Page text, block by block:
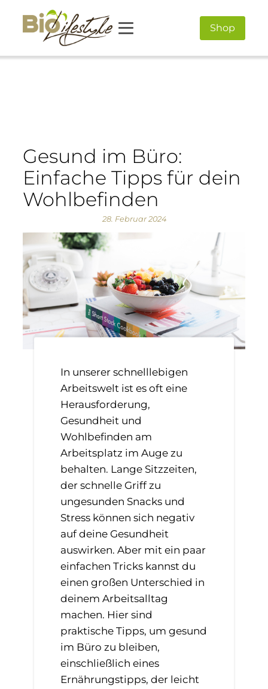
Shop
Gesund im Büro:
Einfache Tipps für dein
Wohlbefinden
28. Februar 2024
In unserer schnelllebigen
Arbeitswelt ist es oft eine
Herausforderung,
Gesundheit und
Wohlbefinden am
Arbeitsplatz im Auge zu
behalten. Lange Sitzzeiten,
der schnelle Griff zu
ungesunden Snacks und
Stress können sich negativ
auf deine Gesundheit
auswirken. Aber mit ein paar
einfachen Tricks kannst du
einen großen Unterschied in
deinem Arbeitsalltag
machen. Hier sind
praktische Tipps, um gesund
im Büro zu bleiben,
einschließlich eines
Ernährungstipps, der leicht